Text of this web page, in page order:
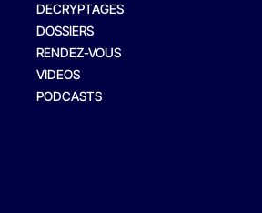
DECRYPTAGES
DOSSIERS
RENDEZ-VOUS
VIDEOS
PODCASTS